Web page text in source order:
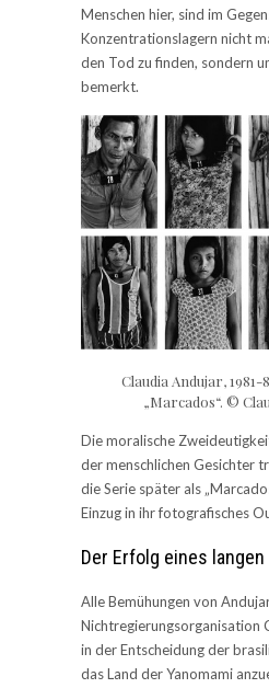
Menschen hier, sind im
Konzentrationslagern nicht
den Tod zu finden, sondern
bemerkt.
Claudia Andujar, 1981-
„Marcados“. ©
Die moralische
der menschlichen Gesichter
die Serie später als
Einzug in ihr fotografisches
Der Erfolg eines langen
Alle Bemühungen von
Nichtregierungsorganisation
in der Entscheidung der
das Land der Yanomami